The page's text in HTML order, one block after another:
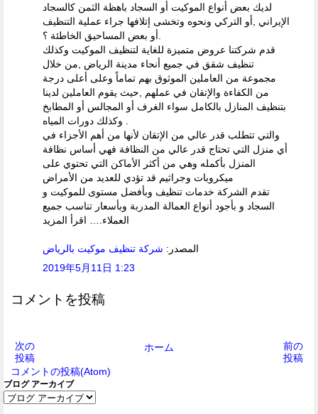
لديك بعض أنواع الموكيت أو السجاد باهظة الثمن كالسجاد
الإيراني ,أو التركي ونحوه وتخشى إتلافها جراء عملية التنظيف
قدم شركتنا عروض متميزة للغاية لتنظيف الموكيت وكذلك
تنظيف شقق في جميع أنحاء مدينة الرياض ,من خلال
مجموعة من العاملين الموثوق بهم تماماً وعلى أعلى درجة
من الكفاءة والإتقان في عملهم ,حيث يقوم العاملين لدينا
بتنظيف المنازل بالكامل سواء الغرف أو المجالس أو المطابخ
والتي تتطلب قدر عالي من الإتقان لأنها من أهم الأجزاء في
أي منزل التي تحتاج قدر عالي من النظافة فهي أساس نظافة
المنزل بأكمله وهي من أكثر الأماكن التي تحتوي على
ميكروبات وجراثيم قد تؤدي للعديد من الأمراض
تقدم الشركة خدمات تنظيف وبأفضل مستوى للموكيت و
السجاد و بأجود أنواع العمالة المدربة وبأسعار تناسب جميع
العملاء.… اقرأ المزيد
المصدر: شركة تنظيف موكيت بالرياض
2019年5月11日 1:23
コメントを投稿
次の
投稿
前の
投稿
ホーム
コメントの投稿(Atom)
ブログ アーカイブ